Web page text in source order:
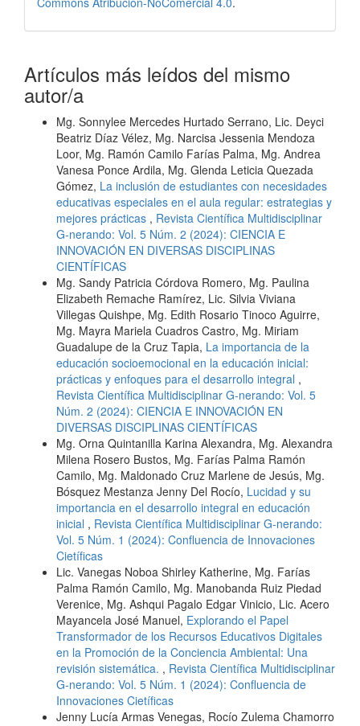
Artículos más leídos del mismo
autor/a
Mg. Sonnylee Mercedes Hurtado Serrano, Lic. Deyci
Beatriz Díaz Vélez, Mg. Narcisa Jessenia Mendoza
Loor, Mg. Ramón Camilo Farías Palma, Mg. Andrea
Vanesa Ponce Ardila, Mg. Glenda Leticia Quezada
Gómez, La inclusión de estudiantes con necesidades
educativas especiales en el aula regular: estrategias y
mejores prácticas , Revista Científica Multidisciplinar
G-nerando: Vol. 5 Núm. 2 (2024): CIENCIA E
INNOVACIÓN EN DIVERSAS DISCIPLINAS
CIENTÍFICAS
Mg. Sandy Patricia Córdova Romero, Mg. Paulina
Elizabeth Remache Ramírez, Lic. Silvia Viviana
Villegas Quishpe, Mg. Edith Rosario Tinoco Aguirre,
Mg. Mayra Mariela Cuadros Castro, Mg. Miriam
Guadalupe de la Cruz Tapia, La importancia de la
educación socioemocional en la educación inicial:
prácticas y enfoques para el desarrollo integral ,
Revista Científica Multidisciplinar G-nerando: Vol. 5
Núm. 2 (2024): CIENCIA E INNOVACIÓN EN
DIVERSAS DISCIPLINAS CIENTÍFICAS
Mg. Orna Quintanilla Karina Alexandra, Mg. Alexandra
Milena Rosero Bustos, Mg. Farías Palma Ramón
Camilo, Mg. Maldonado Cruz Marlene de Jesús, Mg.
Bósquez Mestanza Jenny Del Rocío, Lucidad y su
importancia en el desarrollo integral en educación
inicial , Revista Científica Multidisciplinar G-nerando:
Vol. 5 Núm. 1 (2024): Confluencia de Innovaciones
Cietíficas
Lic. Vanegas Noboa Shirley Katherine, Mg. Farías
Palma Ramón Camilo, Mg. Manobanda Ruiz Piedad
Verenice, Mg. Ashqui Pagalo Edgar Vinicio, Lic. Acero
Mayancela José Manuel, Explorando el Papel
Transformador de los Recursos Educativos Digitales
en la Promoción de la Conciencia Ambiental: Una
revisión sistemática. , Revista Científica Multidisciplinar
G-nerando: Vol. 5 Núm. 1 (2024): Confluencia de
Innovaciones Cietíficas
Jenny Lucía Armas Venegas, Rocío Zulema Chamorro